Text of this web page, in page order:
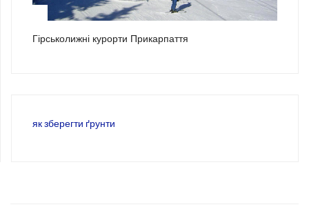
Гірськолижні курорти Прикарпаття
як зберегти ґрунти